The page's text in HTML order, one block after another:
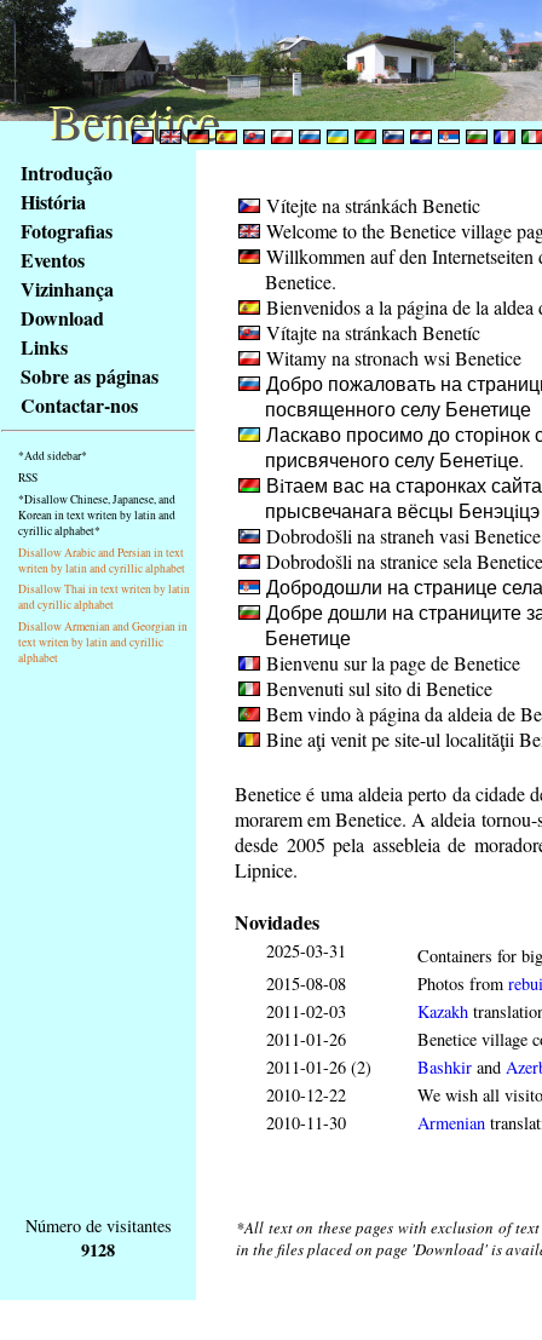
obsah
stránky
Klávesové
zkratky
tomto
webu
základní
Hlavní
strana
Introdução
História
Fotografias
Eventos
Vizinhança
Download
Links
Sobre as páginas
Contactar-nos
*Add sidebar*
RSS
*Disallow Chinese, Japanese, and
Korean in text writen by latin and
cyrillic alphabet*
Disallow Arabic and Persian in text
writen by latin and cyrillic alphabet
Disallow Thai in text writen by latin
and cyrillic alphabet
Disallow Armenian and Georgian in
text writen by latin and cyrillic
alphabet
Vítejte na stránkách Benetic
Welcome to the Benetice village
Willkommen auf den Internetseiten
Benetice.
Bienvenidos a la página de la aldea
Vítajte na stránkach Benetíc
Witamy na stronach wsi Benetice
Добро пожаловать на
посвященного селу Бенетице
Ласкаво просимо до сторінок
присвяченого селу Бенетiце.
Вiтаем вас на старонках
прысвечанага вёсцы Бенэцiцэ
Dobrodošli na straneh vasi Benetice
Dobrodošli na stranice sela Benetice
Добродошли на странице
Добре дошли на страниците
Бенетице
Bienvenu sur la page de Benetice
Benvenuti sul sito di Benetice
Bem vindo à página da aldeia de
Bine aţi venit pe site-ul localităţii
Benetice é uma aldeia perto da cidade
morarem em Benetice. A aldeia tornou-
desde 2005 pela assebleia de
Lipnice.
Novidades
2025-03-31
Containers for
2015-08-08
Photos from
2011-02-03
Kazakh
2011-01-26
Benetice village
2011-01-26 (2)
Bashkir and
2010-12-22
We wish all
2010-11-30
Armenian
Número de visitantes
9128
*All text on these pages with exclusion of
in the files placed on page 'Download' is
Benetice
Benetice